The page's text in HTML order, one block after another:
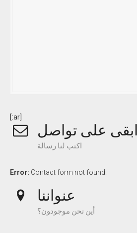
[:ar]
ابقى على تواصل
اكتب لنا رسالة
Error: Contact form not found.
عنواننا
أين نحن موجودون؟